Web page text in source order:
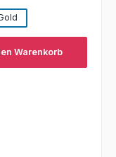
ist zurzeit nicht
Warenkorb